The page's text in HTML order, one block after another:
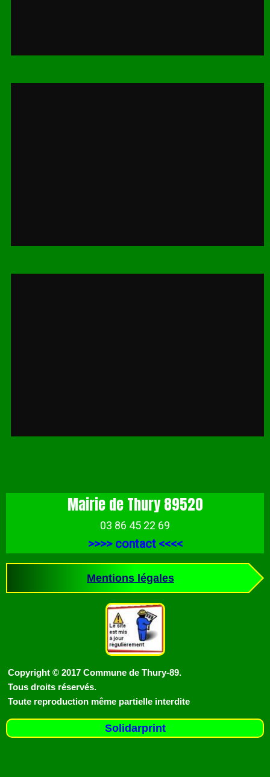
Mairie de Thury 89520
03 86 45 22 69
>>>> contact <<<<
Mentions légales
Copyright © 2017 Commune de Thury-89.
Tous droits réservés.
Toute reproduction même partielle interdite
Solidarprint